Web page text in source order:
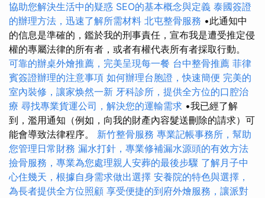
協助您解決生活中的疑惑 SEO的基本概念與定義 泰國簽證
的辦理方法，迅速了解所需材料 北屯整骨服務 •此通知中
的信息是準確的，鑑於我的刑事責任，宣布我是遭受推定侵
權的專屬法律的所有者，或者有權代表所有者採取行動。
可靠的辦桌外燴推薦，完美呈現每一餐 台中整骨推薦 菲律
賓簽證辦理的注意事項 如何辦理台胞證，快速簡便 完美的
室內裝修，讓家焕然一新 牙科診所，提供全方位的口腔治
療 尋找專業貨運公司，解決您的運輸需求 •我已經了解
到，濫用通知（例如，向我的財產內容髮送刪除的請求）可
能會導致法律程序。 新竹整骨服務 專業記帳事務所，幫助
您管理日常財務 漏水打針，專業修補漏水源頭的有效方法
撿骨服務，專業為您處理親人安葬的最後步驟 了解月子中
心住幾天，根據自身需求做出選擇 安養院的特色與選擇，
為長者提供全方位照顧 享受便捷的到府外燴服務，讓派對